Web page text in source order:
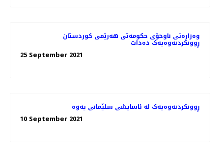
وەزارەتی ناوخۆی حکومەتی هەرێمی کوردستان
ڕوونکردنەوەیەک دەدات
25 September 2021
ڕوونکردنەوەیەک لە ئاسایشی سلێمانی یەوە
10 September 2021